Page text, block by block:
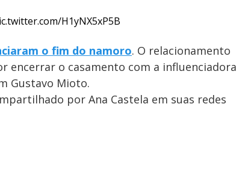
H1yNX5xP5B
o fim do namoro. O relacionamento
encerrar o casamento com a influenciadora
Gustavo Mioto.
por Ana Castela em suas redes